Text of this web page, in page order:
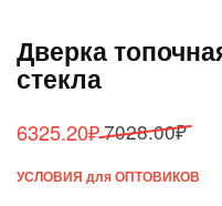
Дверка
стекла
7028.00₽
Первоначальная
составляла
6325.20₽
Текущая
6325.20₽.
УСЛОВИЯ для ОПТОВИКОВ